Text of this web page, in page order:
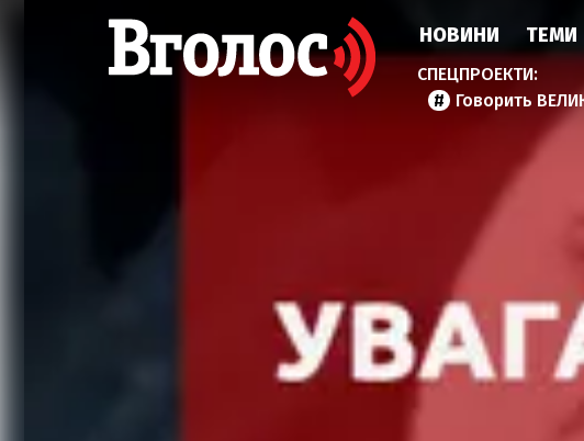
НОВИНИ ТЕМИ
Говорить